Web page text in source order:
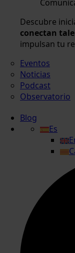
Descubre
conectan
impulsan tu
Eventos
Noticias
Podcast
Observatorio
Blog
Es